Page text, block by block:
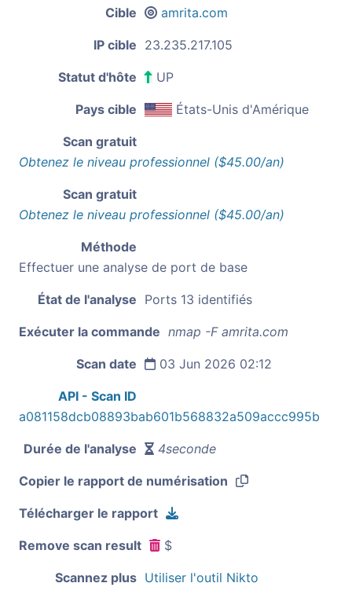
Cible amrita.com
IP cible 23.235.217.105
Statut d'hôte UP
Pays cible États-Unis d'Amérique
Scan gratuit
Obtenez le niveau professionnel ($45.00/an)
Scan gratuit
Obtenez le niveau professionnel ($45.00/an)
Méthode
Effectuer une analyse de port de base
État de l'analyse Ports 13 identifiés
Exécuter la commande nmap -F amrita.com
Scan date 03 Jun 2026 02:12
API - Scan ID
a081158dcb08893bab601b568832a509accc995b
Durée de l'analyse 4seconde
Copier le rapport de numérisation
Télécharger le rapport
Remove scan result $
Scannez plus Utiliser l'outil Nikto